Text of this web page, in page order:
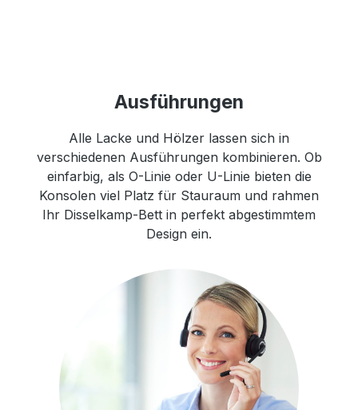
Ausführungen
Alle Lacke und Hölzer lassen sich in
verschiedenen Ausführungen kombinieren. Ob
einfarbig, als O-Linie oder U-Linie bieten die
Konsolen viel Platz für Stauraum und rahmen
Ihr Disselkamp-Bett in perfekt abgestimmtem
Design ein.